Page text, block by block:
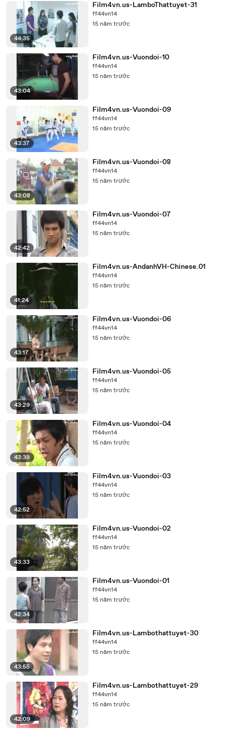
44:35
Film4vn.us-LamboThattuyet-31
ff44vn14
15 năm trước
43:04
Film4vn.us-Vuondoi-10
ff44vn14
15 năm trước
43:37
Film4vn.us-Vuondoi-09
ff44vn14
15 năm trước
43:08
Film4vn.us-Vuondoi-08
ff44vn14
15 năm trước
42:42
Film4vn.us-Vuondoi-07
ff44vn14
15 năm trước
41:24
Film4vn.us-AndanhVH-Chinese.01
ff44vn14
15 năm trước
43:17
Film4vn.us-Vuondoi-06
ff44vn14
15 năm trước
43:29
Film4vn.us-Vuondoi-05
ff44vn14
15 năm trước
43:39
Film4vn.us-Vuondoi-04
ff44vn14
15 năm trước
42:52
Film4vn.us-Vuondoi-03
ff44vn14
15 năm trước
43:33
Film4vn.us-Vuondoi-02
ff44vn14
15 năm trước
42:34
Film4vn.us-Vuondoi-01
ff44vn14
15 năm trước
43:55
Film4vn.us-Lambothattuyet-30
ff44vn14
15 năm trước
42:09
Film4vn.us-Lambothattuyet-29
ff44vn14
15 năm trước